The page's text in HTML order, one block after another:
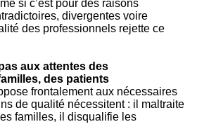
si c’est pour des raisons
divergentes voire
des professionnels rejette ce
aux attentes des
des patients
frontalement aux nécessaires
de qualité nécessitent : il maltraite
familles, il disqualifie les